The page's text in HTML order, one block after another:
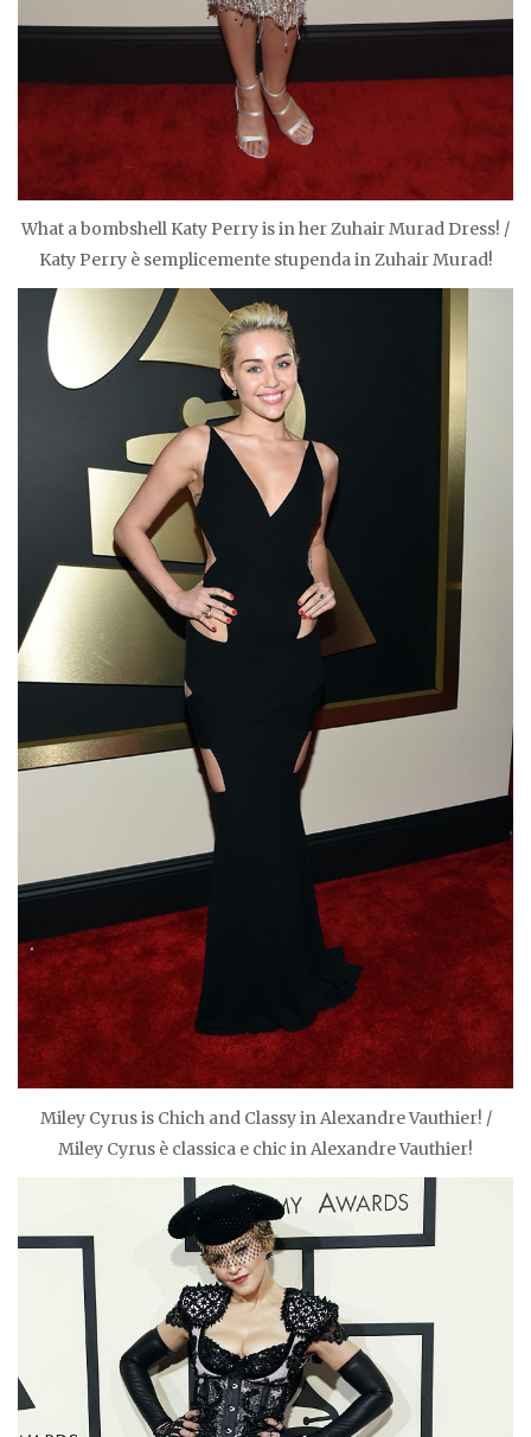
What a bombshell Katy Perry is in her Zuhair Murad Dress! /
Katy Perry è semplicemente stupenda in Zuhair Murad!
Miley Cyrus is Chich and Classy in Alexandre Vauthier! /
Miley Cyrus è classica e chic in Alexandre Vauthier!